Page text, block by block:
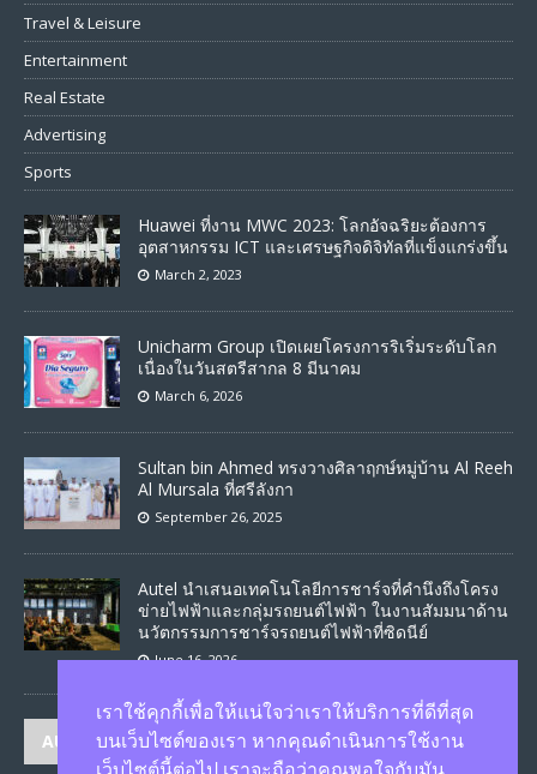
Travel & Leisure
Entertainment
Real Estate
Advertising
Sports
Huawei ที่งาน MWC 2023: โลกอัจฉริยะต้องการ
อุตสาหกรรม ICT และเศรษฐกิจดิจิทัลที่แข็งแกร่งขึ้น
March 2, 2023
Unicharm Group เปิดเผยโครงการริเริ่มระดับโลก
เนื่องในวันสตรีสากล 8 มีนาคม
March 6, 2026
Sultan bin Ahmed ทรงวางศิลาฤกษ์หมู่บ้าน Al Reeh
Al Mursala ที่ศรีลังกา
September 26, 2025
Autel นำเสนอเทคโนโลยีการชาร์จที่คำนึงถึงโครง
ข่ายไฟฟ้าและกลุ่มรถยนต์ไฟฟ้า ในงานสัมมนาด้าน
นวัตกรรมการชาร์จรถยนต์ไฟฟ้าที่ซิดนีย์
June 16, 2026
AUTHORS
เราใช้คุกกี้เพื่อให้แน่ใจว่าเราให้บริการที่ดีที่สุด
บนเว็บไซต์ของเรา หากคุณดำเนินการใช้งาน